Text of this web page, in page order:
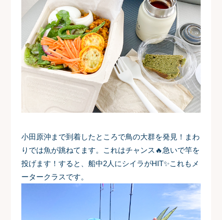
小田原沖まで到着したところで鳥の大群を発見！まわ
りでは魚が跳ねてます。これはチャンス🔥急いで竿を
投げます！すると、船中2人にシイラがHIT✨これもメ
ータークラスです。